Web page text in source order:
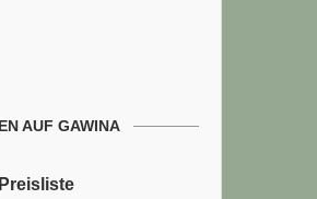
AUF GAWINA
Preisliste